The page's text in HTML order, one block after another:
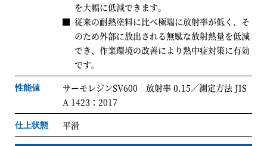
を大幅に低減できます。
従来の耐熱塗料に比べ極端に放射率が低く、そ
のため外部に放出される無駄な放射熱量を低減
でき、作業環境の改善により熱中症対策に有効
です。
性能値
サーモレジンSV600 放射率 0.15／測定方法 JIS
A 1423：2017
仕上状態 平滑